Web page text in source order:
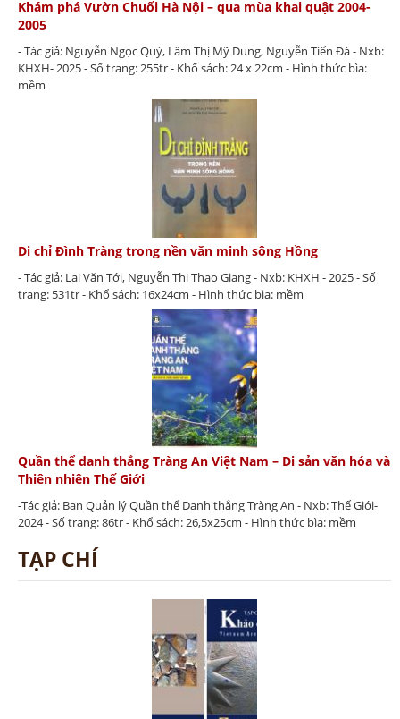
Khám phá Vườn Chuối Hà Nội – qua mùa khai quật 2004-
2005
- Tác giả: Nguyễn Ngọc Quý, Lâm Thị Mỹ Dung, Nguyễn Tiến Đà - Nxb:
KHXH- 2025 - Số trang: 255tr - Khổ sách: 24 x 22cm - Hình thức bìa:
mềm
Di chỉ Đình Tràng trong nền văn minh sông Hồng
- Tác giả: Lại Văn Tới, Nguyễn Thị Thao Giang - Nxb: KHXH - 2025 - Số
trang: 531tr - Khổ sách: 16x24cm - Hình thức bìa: mềm
Quần thể danh thắng Tràng An Việt Nam – Di sản văn hóa và
Thiên nhiên Thế Giới
-Tác giả: Ban Quản lý Quần thể Danh thắng Tràng An - Nxb: Thế Giới-
2024 - Số trang: 86tr - Khổ sách: 26,5x25cm - Hình thức bìa: mềm
TẠP CHÍ